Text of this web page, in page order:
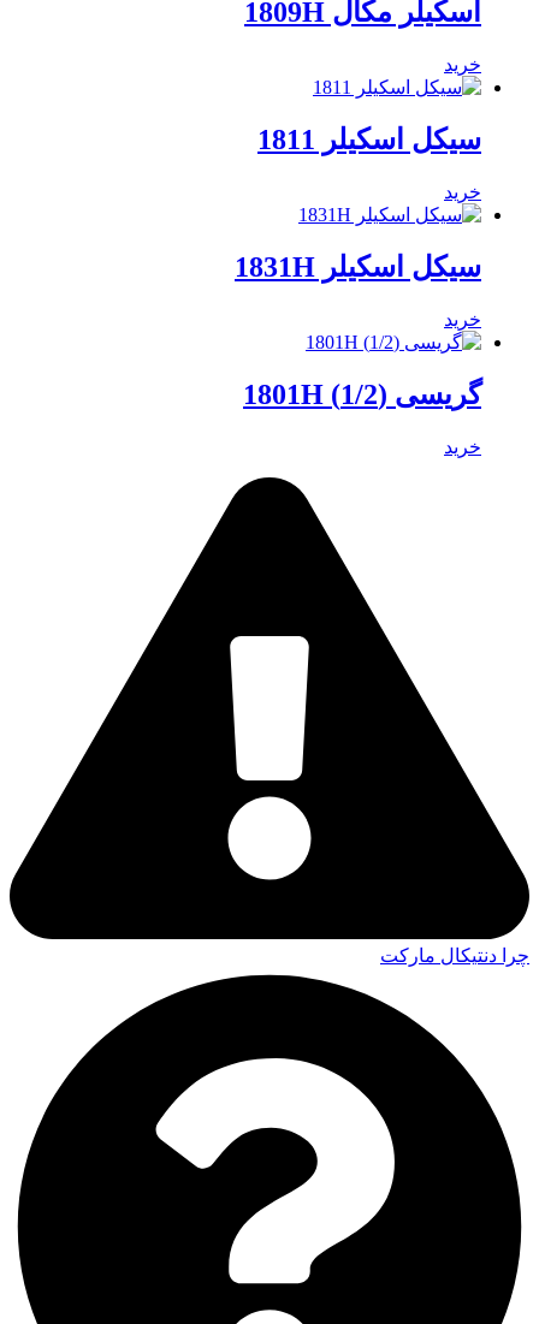
اسکیلر مکال 1809H
خرید
سیکل اسکیلر 1811
خرید
سیکل اسکیلر 1831H
خرید
گریسی (1/2) 1801H
خرید
چرا دنتیکال مارکت